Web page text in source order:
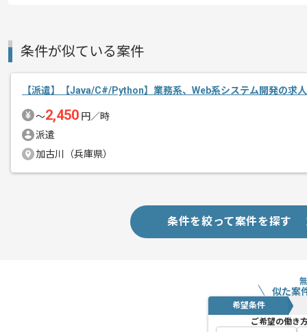
条件が似ている案件
【派遣】【Java/C#/Python】業務系、Web系システム開発の求
〜2,450 円／時
派遣
加古川（兵庫県）
条件を絞って案件を探す
似た案
希望条件
ご希望の働き